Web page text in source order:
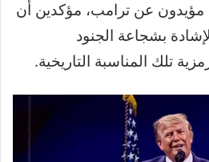
مؤيدون عن ترامب، مؤكدين أن
بشجاعة الجنود
تلك المناسبة التاريخية.